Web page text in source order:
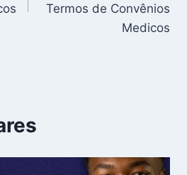
Termos de Convênios
Medicos